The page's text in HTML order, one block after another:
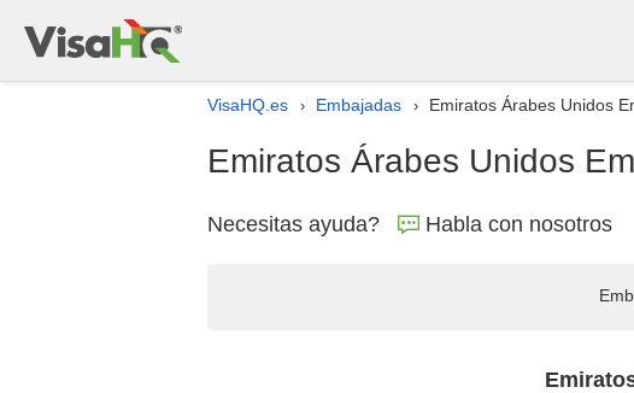
VisaHQ.es › Embajadas › Emiratos Árabes Unidos
Emiratos Árabes Unidos
Necesitas ayuda? Habla con nosotros